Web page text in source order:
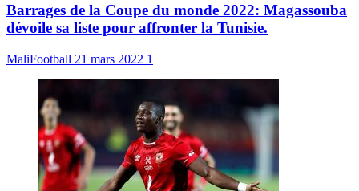
Barrages de la Coupe du monde 2022: Magassouba
dévoile sa liste pour affronter la Tunisie.
MaliFootball 21 mars 2022 1